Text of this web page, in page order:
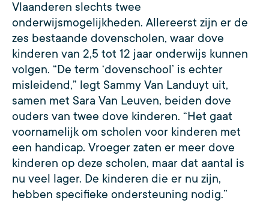
Vlaanderen slechts twee
onderwijsmogelijkheden. Allereerst zijn er de
zes bestaande dovenscholen, waar dove
kinderen van 2,5 tot 12 jaar onderwijs kunnen
volgen. “De term ‘dovenschool’ is echter
misleidend,” legt Sammy Van Landuyt uit,
samen met Sara Van Leuven, beiden dove
ouders van twee dove kinderen. “Het gaat
voornamelijk om scholen voor kinderen met
een handicap. Vroeger zaten er meer dove
kinderen op deze scholen, maar dat aantal is
nu veel lager. De kinderen die er nu zijn,
hebben specifieke ondersteuning nodig.”